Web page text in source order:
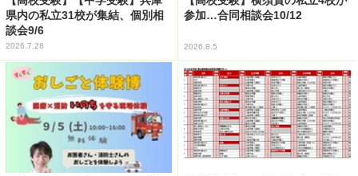
県内の私立31校が集結、個別相
談会9/6
2026.7.28
参加…合同相談会10/12
2026.8.5